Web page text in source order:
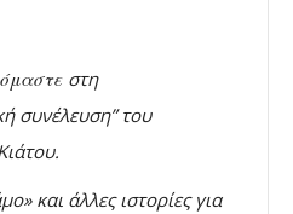
στη
συνέλευση” του
και άλλες ιστορίες για